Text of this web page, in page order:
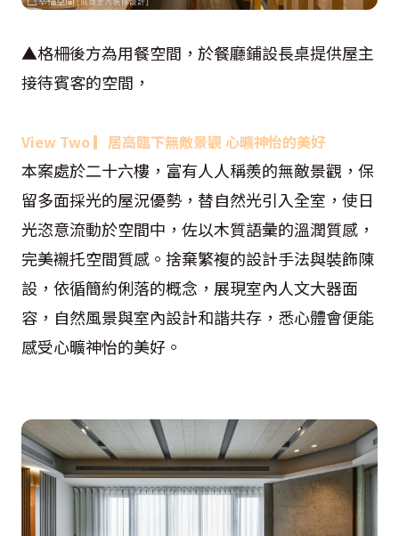
▲格柵後方為用餐空間，於餐廳鋪設長桌提供屋主
接待賓客的空間，
View Two▎ 居高臨下無敵景觀 心曠神怡的美好
本案處於二十六樓，富有人人稱羨的無敵景觀，保
留多面採光的屋況優勢，替自然光引入全室，使日
光恣意流動於空間中，佐以木質語彙的溫潤質感，
完美襯托空間質感。捨棄繁複的設計手法與裝飾陳
設，依循簡約俐落的概念，展現室內人文大器面
容，自然風景與室內設計和諧共存，悉心體會便能
感受心曠神怡的美好。